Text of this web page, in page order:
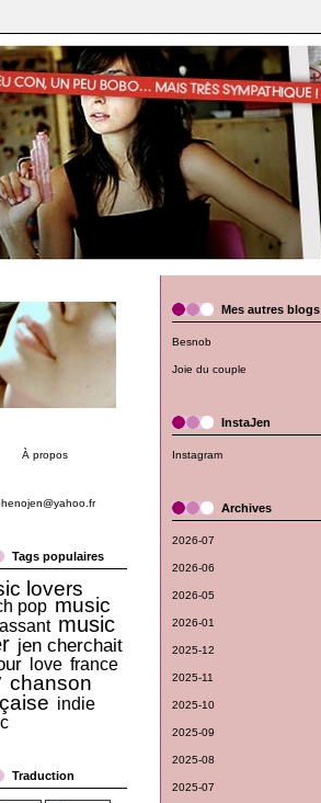
À propos
Tags populaires
lovers
pop music
music
jen cherchait
love france
chanson
indie
Traduction
Mes autres blogs
Besnob
Joie du couple
InstaJen
Instagram
Archives
2026-07
2026-06
2026-05
2026-01
2025-12
2025-11
2025-10
2025-09
2025-08
2025-07